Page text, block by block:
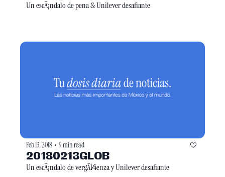
Un escÃ¡ndalo de pena & Unilever desafiante
Feb 13, 2018 • 9 min read
20180213GLOB
Un escÃ¡ndalo de vergÃ1⁄4enza y Unilever desafiante